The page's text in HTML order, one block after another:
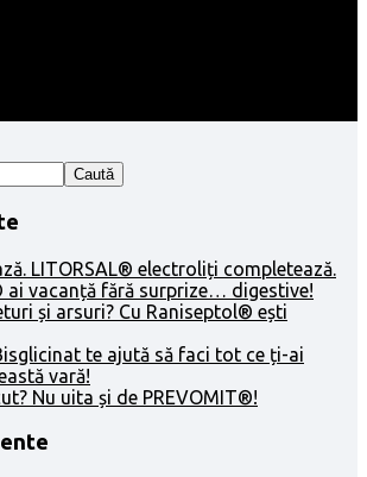
Caută
LITORSAL® electroliți completează.
ai vacanță fără surprize… digestive!
și arsuri? Cu Raniseptol® ești
te ajută să faci tot ce ți-ai
vară!
Nu uita și de PREVOMIT®!